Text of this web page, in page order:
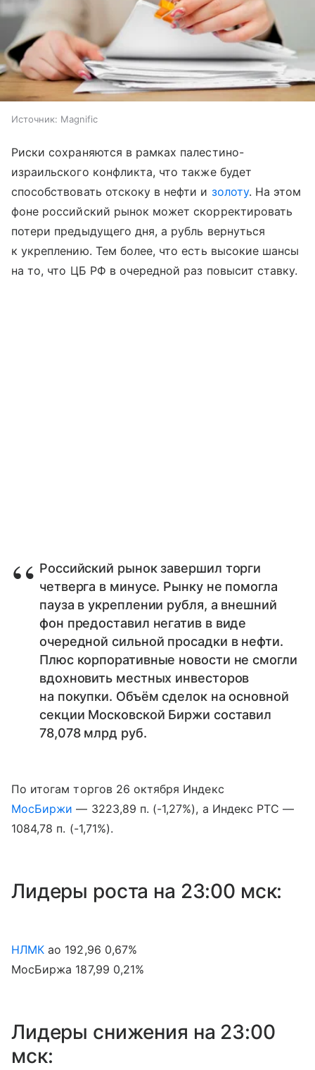
Источник: Magnific
Риски сохраняются в рамках палестино-
израильского конфликта, что также будет
способствовать отскоку в нефти и золоту. На этом
фоне российский рынок может скорректировать
потери предыдущего дня, а рубль вернуться
к укреплению. Тем более, что есть высокие шансы
на то, что ЦБ РФ в очередной раз повысит ставку.
Российский рынок завершил торги
четверга в минусе. Рынку не помогла
пауза в укреплении рубля, а внешний
фон предоставил негатив в виде
очередной сильной просадки в нефти.
Плюс корпоративные новости не смогли
вдохновить местных инвесторов
на покупки. Объём сделок на основной
секции Московской Биржи составил
78,078 млрд руб.
По итогам торгов 26 октября Индекс
МосБиржи — 3223,89 п. (-1,27%), а Индекс РТС —
1084,78 п. (-1,71%).
Лидеры роста на 23:00 мск:
НЛМК ао 192,96 0,67%
МосБиржа 187,99 0,21%
Лидеры снижения на 23:00
мск: